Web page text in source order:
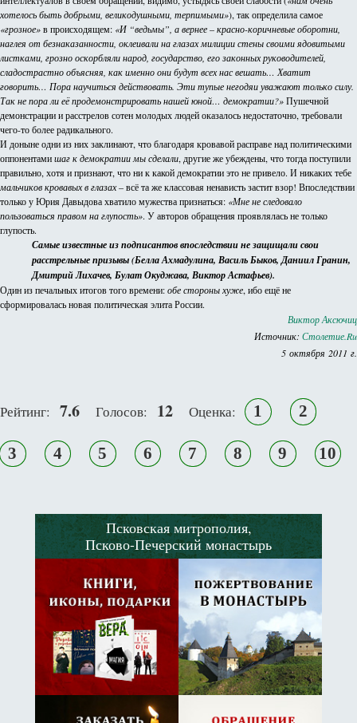
хотелось быть добрыми, великодушными, терпимыми»), так определила самое
«грозное»в происходящем: «И “ведьмы”, а вернее–красно-коричневые оборотни,
наглея от безнаказанности, оклеивали на глазах милиции стены своими ядовитыми
листками, грозно оскорбляли народ, государство, его законных руководителей,
сладострастно объясняя, как именно они будут всех нас вешать… Хватит
говорить… Пора научиться действовать. Эти тупые негодяи уважают только силу.
Так не пора ли её продемонстрировать нашей юной… демократии?»Пушечной
демонстрации и расстрелов сотен молодых людей оказалось недостаточно, требовали
чего-то более радикального.
И доныне одни из них заклинают, что благодаря кровавой расправе над политическими
оппонентамишаг к демократии мы сделали, другие же убеждены, что тогда поступили
правильно, хотя и признают, что ни к какой демократии это не привело. И никаких тебе
мальчиков кровавых в глазах– всё та же классовая ненависть застит взор! Впоследствии
только у Юрия Давыдова хватило мужества признаться: «Мне не следовало
пользоваться правом на глупость». У авторов обращения проявлялась не только
глупость.
Самые известные из подписантов впоследствии не защищали свои
расстрельные призывы (Белла Ахмадулина, Василь Быков, Даниил Гранин,
Дмитрий Лихачев, Булат Окуджава, Виктор Астафьев).
Один из печальных итогов того времени:обе стороны хуже, ибо ещё не
сформировалась новая политическая элита России.
Виктор Аксючиц
Источник: Столетие.Ru
5 октября 2011 г.
Рейтинг: 7.6 Голосов: 12 Оценка: 1 2
3 4 5 6 7 8 9 10
Псковская митрополия,
Псково-Печерский монастырь